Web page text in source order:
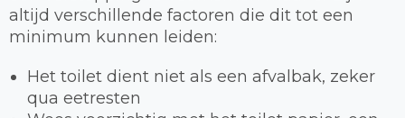
altijd verschillende factoren die dit tot een
minimum kunnen leiden:
Het toilet dient niet als een afvalbak, zeker
qua eetresten